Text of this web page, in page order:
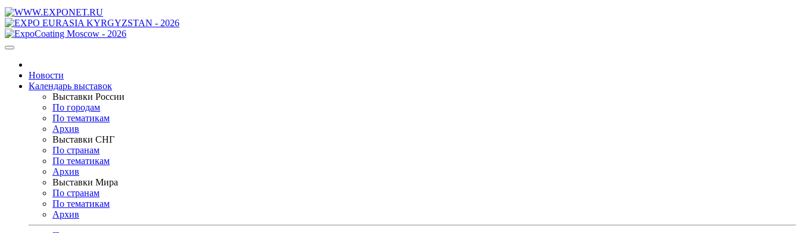
Новости
Календарь выставок
Выставки России
По городам
По тематикам
Архив
Выставки СНГ
По странам
По тематикам
Архив
Выставки Мира
По странам
По тематикам
Архив